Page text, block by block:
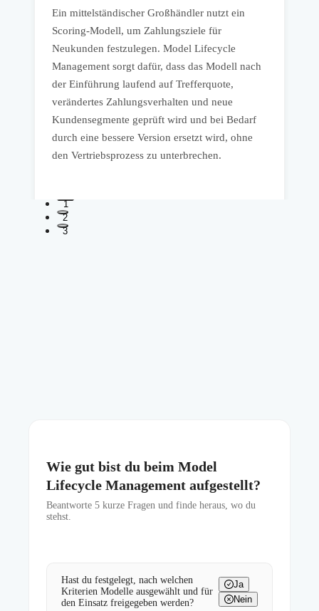
Ein mittelständischer Großhändler nutzt ein
Scoring-Modell, um Zahlungsziele für
Neukunden festzulegen. Model Lifecycle
Management sorgt dafür, dass das Modell nach
der Einführung laufend auf Trefferquote,
verändertes Zahlungsverhalten und neue
Kundensegmente geprüft wird und bei Bedarf
durch eine bessere Version ersetzt wird, ohne
den Vertriebsprozess zu unterbrechen.
1
2
3
Wie gut bist du beim Model
Lifecycle Management aufgestellt?
Beantworte 5 kurze Fragen und finde heraus, wo du
stehst.
Hast du festgelegt, nach welchen
Kriterien Modelle ausgewählt und für
den Einsatz freigegeben werden?
Ja
Nein